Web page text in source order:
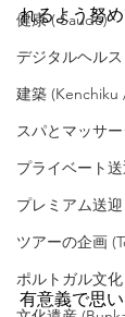
健康 ( Saude)
デジタルヘル
建築
スパとマッサ
プライベート
プレミアム送
ツアーの企画
ポルトガル文
れるよう努め
有意義で思